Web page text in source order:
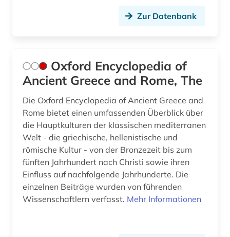
Zur Datenbank
Oxford Encyclopedia of
Ancient Greece and Rome, The
Die Oxford Encyclopedia of Ancient Greece and
Rome bietet einen umfassenden Überblick über
die Hauptkulturen der klassischen mediterranen
Welt - die griechische, hellenistische und
römische Kultur - von der Bronzezeit bis zum
fünften Jahrhundert nach Christi sowie ihren
Einfluss auf nachfolgende Jahrhunderte. Die
einzelnen Beiträge wurden von führenden
Wissenschaftlern verfasst. Mehr Informationen